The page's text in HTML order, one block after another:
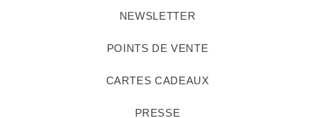
NEWSLETTER
POINTS DE VENTE
CARTES CADEAUX
PRESSE